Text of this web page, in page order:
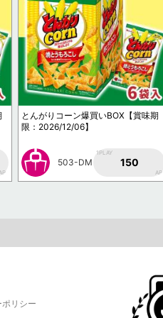
とんがりコーン爆買いBOX【賞味期
限：2026/12/06】
503-DM
1PLAY
150
AP
リシー